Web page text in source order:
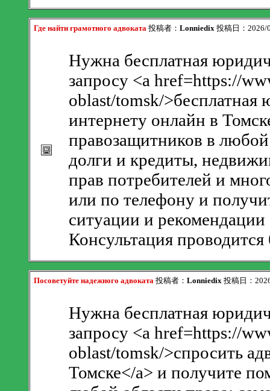
Где найти грамотного адвоката 投稿者： Lonniedix 投稿日：
Нужна бесплатная
запросу <a href=https://
oblast/tomsk/>бесплатная
интернету онлайн в
правозащитников в
долги и кредиты,
прав потребителей и
или по телефону и
ситуации и
Консультация
Посоветуйте надежного адвоката 投稿者： Lonniedix 投稿日：
Нужна бесплатная
запросу <a href=https://
oblast/tomsk/>спросить
Томске</a> и получите